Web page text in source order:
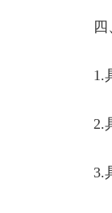
四、
1.具
2.具
3.具